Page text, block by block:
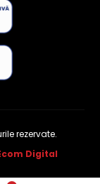
rezervate.
Digital